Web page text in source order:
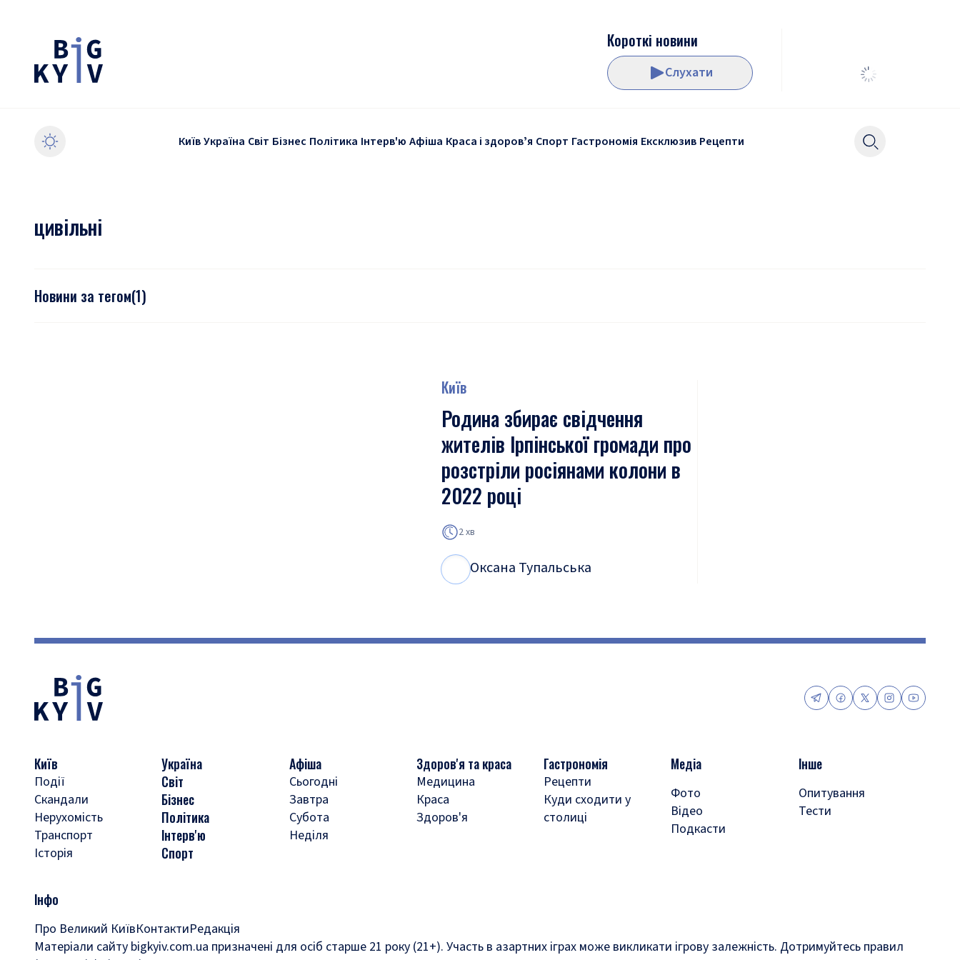
Короткі новини
Слухати
КиївУкраїна Світ Бізнес Політика Інтерв'ю Афіша Краса і здоровʼя Спорт Гастрономія Ексклюзив Рецепти
цивільні
Новини за тегом(1)
Київ
Родина збирає свідчення
жителів Ірпінської громади про
розстріли росіянами колони в
2022 році
2 хв
Оксана Тупальська
Київ
Події
Скандали
Нерухомість
Транспорт
Історія
Україна
Світ
Бізнес
Політика
Інтерв'ю
Спорт
Афіша
Сьогодні
Завтра
Субота
Неділя
Здоров'я та краса
Медицина
Краса
Здоров'я
Гастрономія
Рецепти
Куди сходити у
столиці
Медіа
Фото
Відео
Подкасти
Інше
Опитування
Тести
Інфо
Про Великий КиївКонтактиРедакція
Матеріали сайту bigkyiv.com.ua призначені для осіб старше 21 року (21+). Участь в азартних іграх може викликати ігрову залежність. Дотримуйтесь правил